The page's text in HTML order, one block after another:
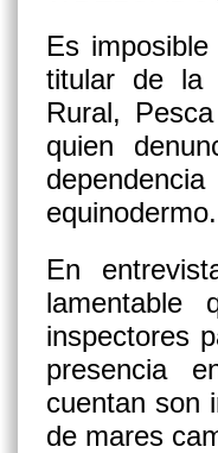
Es
titular de la
Rural,
quien
equinodermo.
En
inspectores
presencia
cuentan son
de mares